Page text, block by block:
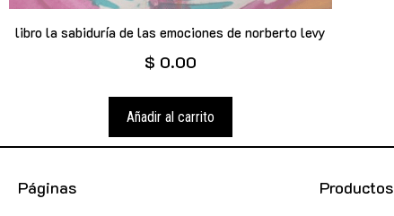
libro la sabiduría de las emociones de norberto levy
$ 0.00
Añadir al carrito
Páginas Productos